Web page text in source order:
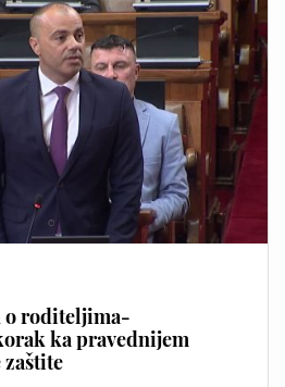
o roditeljima-
ka pravednijem